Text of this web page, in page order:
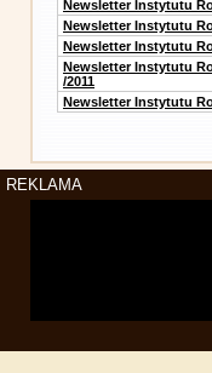
Newsletter Instytutu
Newsletter Instytutu
Newsletter Instytutu
Newsletter Instytutu
/2011
Newsletter Instytutu
REKLAMA